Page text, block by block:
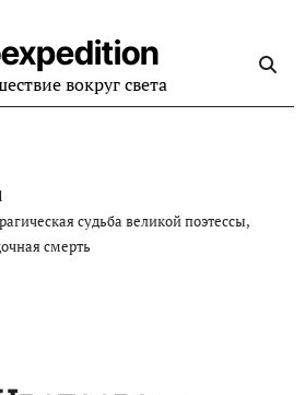
вокруг света
судьба великой поэтессы,
смерть